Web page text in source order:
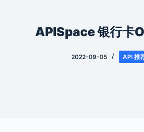
APISpace 银行卡
2022-09-05 API 推